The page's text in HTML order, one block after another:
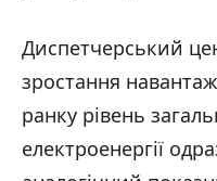
Диспетчерський
зростання
ранку рівень
електроенергії